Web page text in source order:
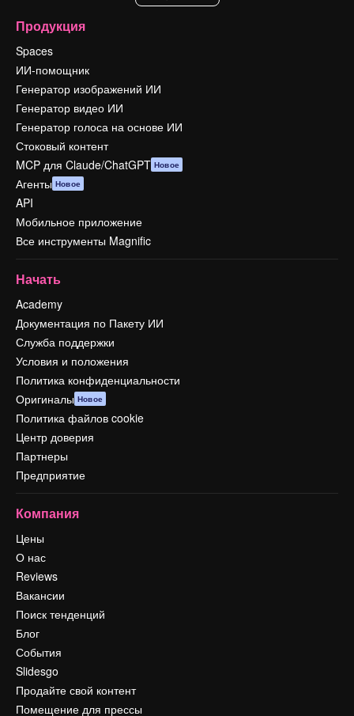
Продукция
Spaces
ИИ-помощник
Генератор изображений ИИ
Генератор видео ИИ
Генератор голоса на основе ИИ
Стоковый контент
MCP для Claude/ChatGPT Новое
Агенты Новое
API
Мобильное приложение
Все инструменты Magnific
Начать
Academy
Документация по Пакету ИИ
Служба поддержки
Условия и положения
Политика конфиденциальности
Оригиналы Новое
Политика файлов cookie
Центр доверия
Партнеры
Предприятие
Компания
Цены
О нас
Reviews
Вакансии
Поиск тенденций
Блог
События
Slidesgo
Продайте свой контент
Помещение для прессы